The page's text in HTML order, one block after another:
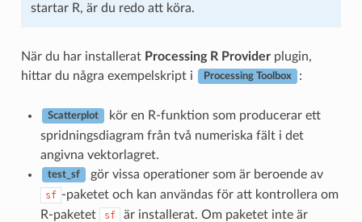
startar R, är du redo att köra.
När du har installerat Processing R Providerplugin,
hittar du några exempelskript i
Processing Toolbox :
Scatterplot
kör en R-funktion som producerar ett
spridningsdiagram från två numeriska fält i det
angivna vektorlagret.
test_sf gör vissa operationer som är beroende av
sf -paketet och kan användas för att kontrollera om
R-paketet
sf
är installerat. Om paketet inte är